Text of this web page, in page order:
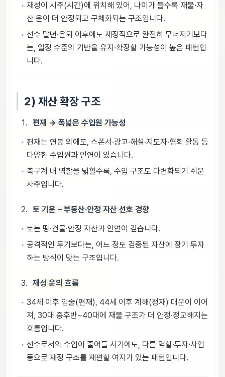
재성이 시주(시간)에 위치해 있어, 나이가 들수록 재물·자
산 운이 더 안정되고 구체화되는 구조입니다.
선수 말년·은퇴 이후에도 재정적으로 완전히 무너지기보다
는, 일정 수준의 기반을 유지·확장할 가능성이 높은 패턴입
니다.
2) 재산 확장 구조
편재 → 폭넓은 수입원 가능성
편재는 연봉 외에도, 스폰서·광고·해설·지도자·협회 활동 등
다양한 수입원과 인연이 있습니다.
축구계 내 역할을 넓힐수록, 수입 구조도 다변화되기 쉬운
사주입니다.
토 기운 – 부동산·안정 자산 선호 경향
토는 땅·건물·안정 자산과 인연이 깊습니다.
공격적인 투기보다는, 어느 정도 검증된 자산에 장기 투자
하는 방식이 맞는 구조입니다.
재성 운의 흐름
34세 이후 임술(편재), 44세 이후 계해(정재) 대운이 이어
져, 30대 중후반~40대에 재물 구조가 더 안정·정교해지는
흐름입니다.
선수로서의 수입이 줄어들 시기에도, 다른 역할·투자·사업
등으로 재정 구조를 재편할 여지가 있는 패턴입니다.